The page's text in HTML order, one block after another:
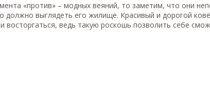
«против» – модных веяний, то заметим, что они
должно выглядеть его жилище. Красивый и дорогой
восторгаться, ведь такую роскошь позволить себе